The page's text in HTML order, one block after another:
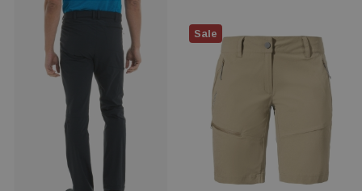
Sale